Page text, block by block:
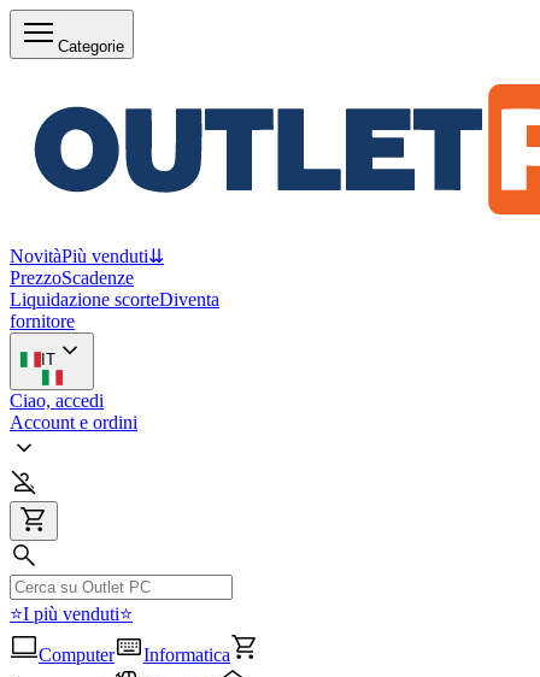
Categorie
NovitàPiù venduti⇊
PrezzoScadenze
Liquidazione scorteDiventa
fornitore
IT
Ciao, accedi
Account e ordini
⭐I più venduti⭐
Computer
Informatica